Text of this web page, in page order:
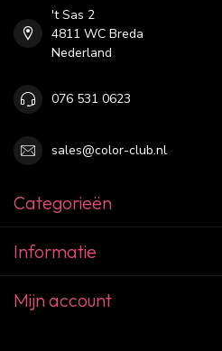
't Sas 2
4811 WC Breda
Nederland
076 531 0623
sales@color-club.nl
Categorieën
Informatie
Mijn account